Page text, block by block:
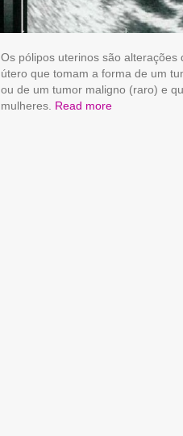
Os pólipos uterinos são
útero que tomam a forma de um
ou de um tumor maligno (raro) e
mulheres. Read more